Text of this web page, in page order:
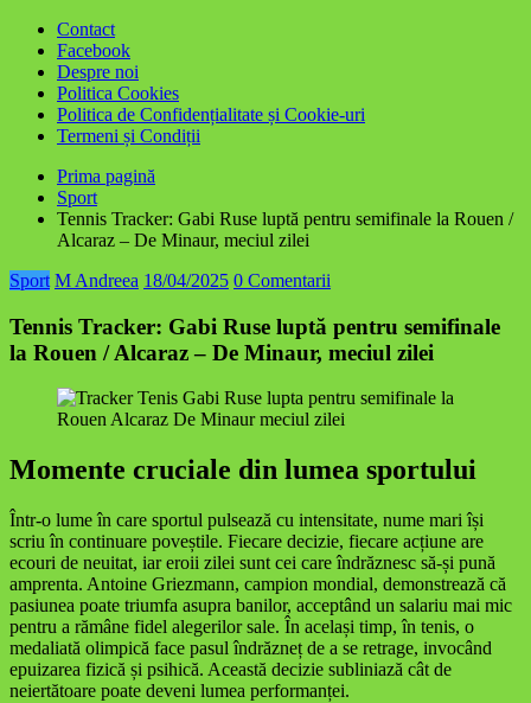
Contact
Facebook
Despre noi
Politica Cookies
Politica de Confidențialitate și Cookie-uri
Termeni și Condiții
Prima pagină
Sport
Tennis Tracker: Gabi Ruse luptă pentru semifinale la Rouen /
Alcaraz – De Minaur, meciul zilei
Sport M Andreea 18/04/2025 0 Comentarii
Tennis Tracker: Gabi Ruse luptă pentru semifinale
la Rouen / Alcaraz – De Minaur, meciul zilei
Momente cruciale din lumea sportului
Într-o lume în care sportul pulsează cu intensitate, nume mari își
scriu în continuare poveștile. Fiecare decizie, fiecare acțiune are
ecouri de neuitat, iar eroii zilei sunt cei care îndrăznesc să-și pună
amprenta. Antoine Griezmann, campion mondial, demonstrează că
pasiunea poate triumfa asupra banilor, acceptând un salariu mai mic
pentru a rămâne fidel alegerilor sale. În același timp, în tenis, o
medaliată olimpică face pasul îndrăzneț de a se retrage, invocând
epuizarea fizică și psihică. Această decizie subliniază cât de
neiertătoare poate deveni lumea performanței.